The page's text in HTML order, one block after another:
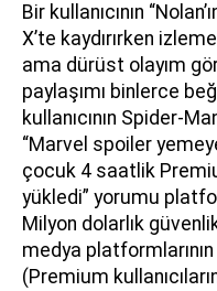
Bir kullanıcının
X’te kaydırırken
ama dürüst olayım
paylaşımı binlerce
kullanıcının Spider-
“Marvel spoiler
çocuk 4 saatlik
yükledi” yorumu
Milyon dolarlık
medya
(Premium